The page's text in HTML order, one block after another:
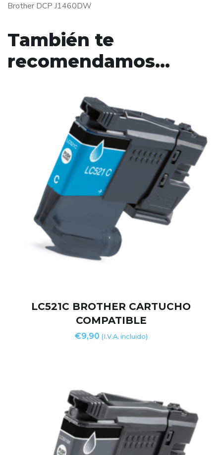
Brother DCP J1460DW
También te
recomendamos…
LC521C BROTHER CARTUCHO
COMPATIBLE
€9,90 (I.V.A. incluido)